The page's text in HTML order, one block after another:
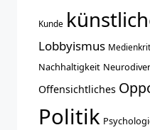
Kunde
Lobbyismus
Nachhaltigkeit
Offensichtliches
Politik